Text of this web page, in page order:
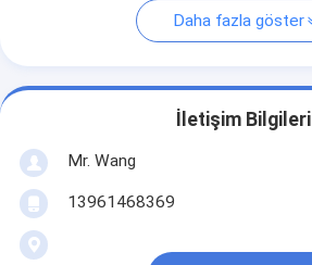
Daha fazla göster
İletişim Bilgileri
Mr. Wang
13961468369